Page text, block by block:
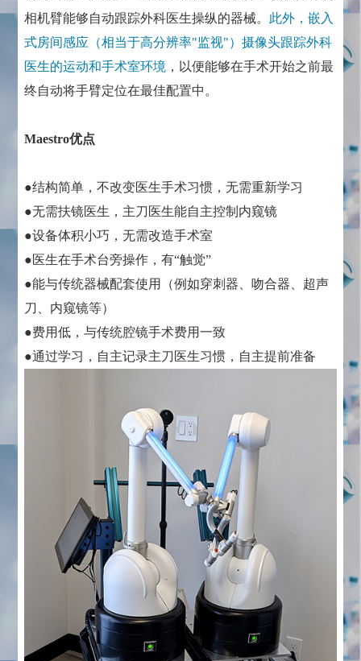
相机臂能够自动跟踪外科医生操纵的器械。 此外，嵌入
式房间感应（相当于高分辨率"监视"）摄像头跟踪外科
医生的运动和手术室环境 ，以便能够在手术开始之前最
终自动将手臂定位在最佳配置中。
Maestro优点
●结构简单，不改变医生手术习惯，无需重新学习
●无需扶镜医生，主刀医生能自主控制内窥镜
●设备体积小巧，无需改造手术室
●医生在手术台旁操作，有“触觉”
●能与传统器械配套使用（例如穿刺器、吻合器、超声
刀、内窥镜等）
●费用低，与传统腔镜手术费用一致
●通过学习，自主记录主刀医生习惯，自主提前准备